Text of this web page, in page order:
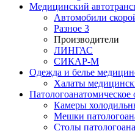
Медицинский
Автомобили
Разное 3
Производители
ЛИНГАС
СИКАР-М
Одежда и белье
Халаты
Патологоанатомическое
Камеры
Мешки
Столы